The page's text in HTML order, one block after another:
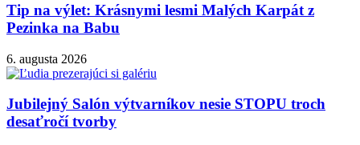
Tip na výlet: Krásnymi lesmi Malých Karpát z
Pezinka na Babu
6. augusta 2026
Jubilejný Salón výtvarníkov nesie STOPU troch
desaťročí tvorby